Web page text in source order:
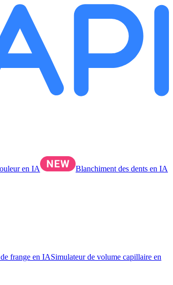
en IA Blanchiment des dents en IA
frange en IASimulateur de volume capillaire en